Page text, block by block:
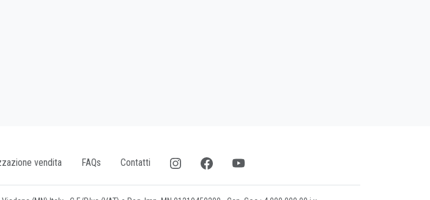
vendita FAQs Contatti